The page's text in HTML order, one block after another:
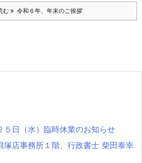
む 令和６年、年末のご挨拶
５日（水）臨時休業のお知らせ
塚店事務所１階、行政書士 柴田泰幸